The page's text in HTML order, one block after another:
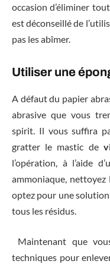
occasion d’éliminer
est déconseillé de
pas les abîmer.
Utiliser une
A défaut du papier
abrasive que vous
spirit. Il vous suffira
gratter le mastic de
l’opération, à l’aide
ammoniaque, nettoyez
optez pour une solution
tous les résidus.
Maintenant que
techniques pour